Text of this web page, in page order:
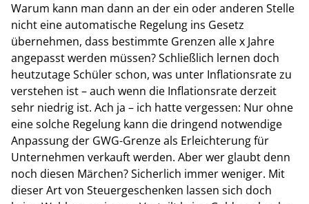
Warum kann man dann an der ein oder anderen Stelle
nicht eine automatische Regelung ins Gesetz
übernehmen, dass bestimmte Grenzen alle x Jahre
angepasst werden müssen? Schließlich lernen doch
heutzutage Schüler schon, was unter Inflationsrate zu
verstehen ist – auch wenn die Inflationsrate derzeit
sehr niedrig ist. Ach ja – ich hatte vergessen: Nur ohne
eine solche Regelung kann die dringend notwendige
Anpassung der GWG-Grenze als Erleichterung für
Unternehmen verkauft werden. Aber wer glaubt denn
noch diesen Märchen? Sicherlich immer weniger. Mit
dieser Art von Steuergeschenken lassen sich doch